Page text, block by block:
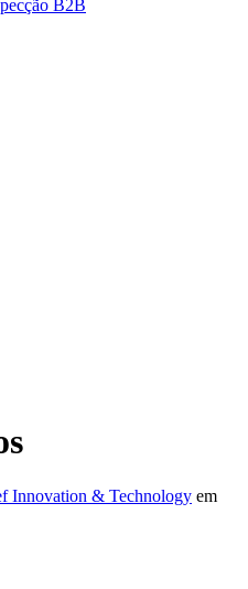
Innovation & Technology em